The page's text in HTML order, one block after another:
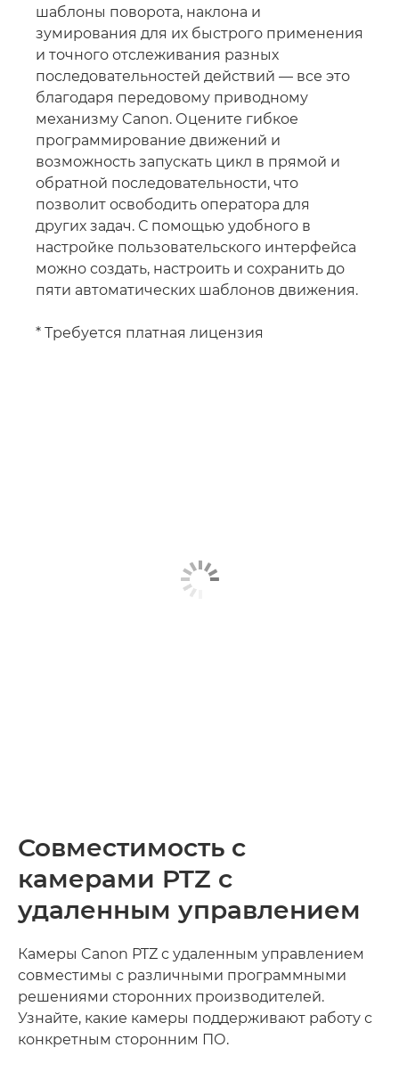
шаблоны поворота, наклона и
зумирования для их быстрого применения
и точного отслеживания разных
последовательностей действий — все это
благодаря передовому приводному
механизму Canon. Оцените гибкое
программирование движений и
возможность запускать цикл в прямой и
обратной последовательности, что
позволит освободить оператора для
других задач. С помощью удобного в
настройке пользовательского интерфейса
можно создать, настроить и сохранить до
пяти автоматических шаблонов движения.
* Требуется платная лицензия
Совместимость с
камерами PTZ с
удаленным управлением
Камеры Canon PTZ с удаленным управлением
совместимы с различными программными
решениями сторонних производителей.
Узнайте, какие камеры поддерживают работу с
конкретным сторонним ПО.